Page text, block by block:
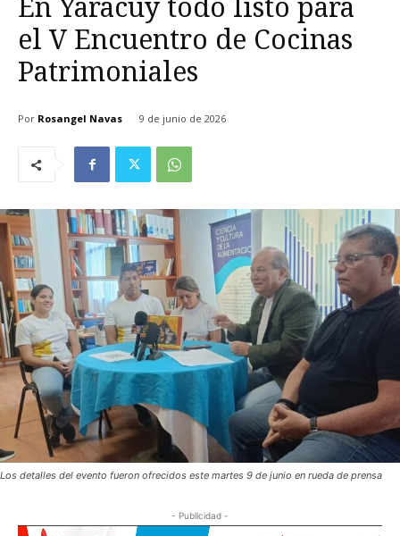
el V Encuentro de Cocinas
Patrimoniales
Por Rosangel Navas 9 de junio de 2026
Los detalles del evento fueron ofrecidos este martes 9 de junio en rueda de prensa
- Publicidad -